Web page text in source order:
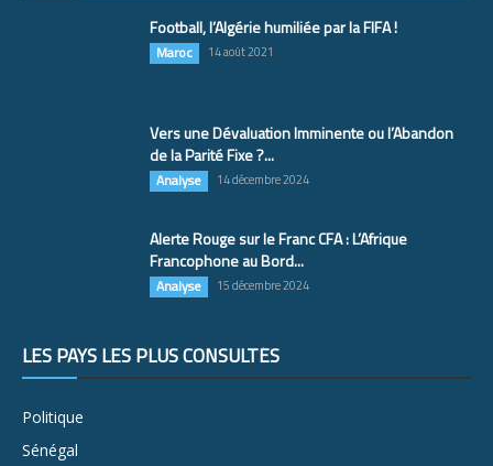
Football, l’Algérie humiliée par la FIFA !
Maroc 14 août 2021
Vers une Dévaluation Imminente ou l’Abandon
de la Parité Fixe ?...
Analyse 14 décembre 2024
Alerte Rouge sur le Franc CFA : L’Afrique
Francophone au Bord...
Analyse 15 décembre 2024
LES PAYS LES PLUS CONSULTÉS
Politique
Sénégal